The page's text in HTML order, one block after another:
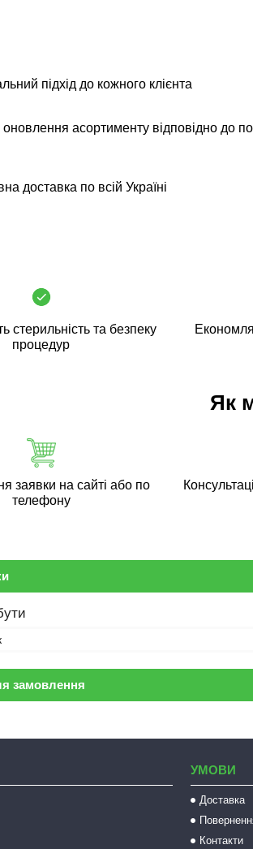
підхід до кожного клієнта
оновлення асортименту відповідно до
доставка по всій Україні
стерильність та безпеку
процедур
Як
заявки на сайті або по
телефону
замовлення
УМОВИ
Доставка
Контакти